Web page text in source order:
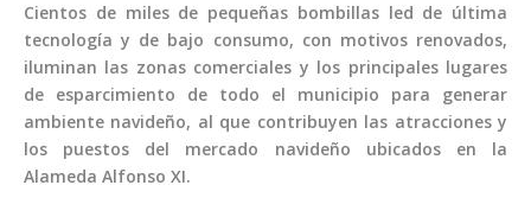
Cientos de miles de pequeñas bombillas led de última
tecnología y de bajo consumo, con motivos renovados,
iluminan las zonas comerciales y los principales lugares
de esparcimiento de todo el municipio para generar
ambiente navideño, al que contribuyen las atracciones y
los puestos del mercado navideño ubicados en la
Alameda Alfonso XI.